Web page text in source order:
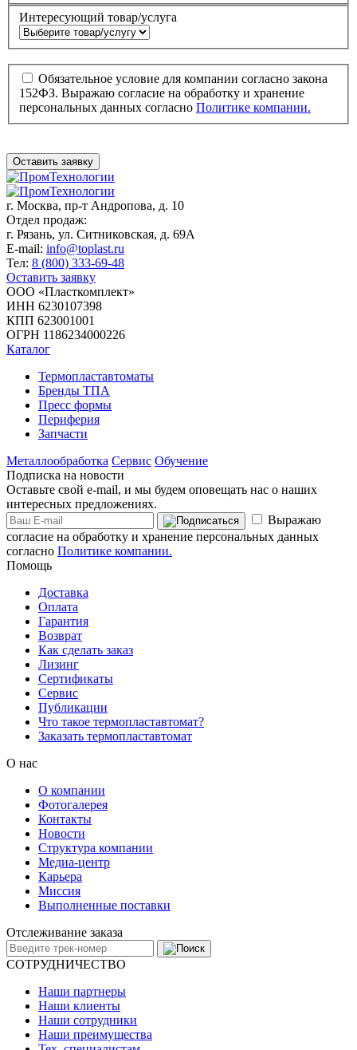
Интересующий товар/услуга
Обязательное условие для компании согласно закона
152ФЗ. Выражаю согласие на обработку и хранение
персональных данных согласно Политике компании.
Оставить заявку
г. Москва, пр-т Андропова, д. 10
Отдел продаж:
г. Рязань, ул. Ситниковская, д. 69А
E-mail: info@toplast.ru
Тел: 8 (800) 333-69-48
Оставить заявку
ООО «Пласткомплект»
ИНН 6230107398
КПП 623001001
ОГРН 1186234000226
Каталог
Термопластавтоматы
Бренды ТПА
Пресс формы
Периферия
Запчасти
Металлообработка Сервис Обучение
Подписка на новости
Оставьте свой e-mail, и мы будем оповещать нас о наших
интересных предложениях.
Выражаю
согласие на обработку и хранение персональных данных
согласно Политике компании.
Помощь
Доставка
Оплата
Гарантия
Возврат
Как сделать заказ
Лизинг
Сертификаты
Сервис
Публикации
Что такое термопластавтомат?
Заказать термопластавтомат
О нас
О компании
Фотогалерея
Контакты
Новости
Структура компании
Медиа-центр
Карьера
Миссия
Выполненные поставки
Отслеживание заказа
СОТРУДНИЧЕСТВО
Наши партнеры
Наши клиенты
Наши сотрудники
Наши преимущества